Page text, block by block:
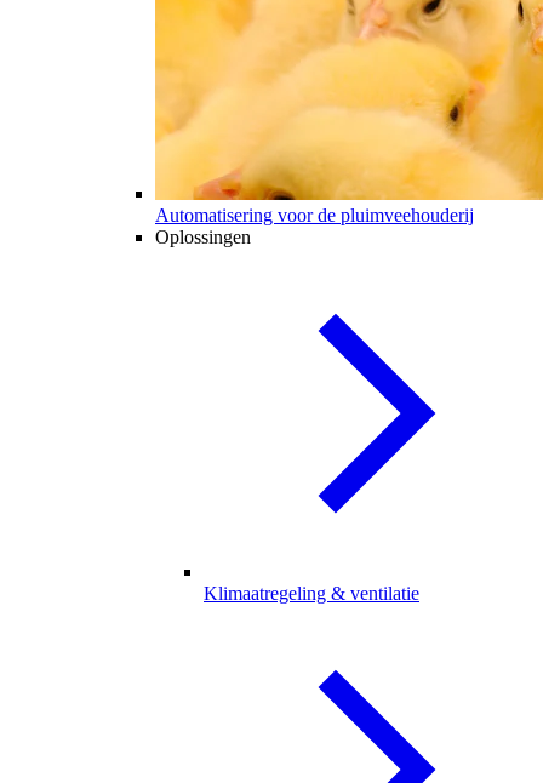
Automatisering voor de pluimveehouderij
Oplossingen
Klimaatregeling & ventilatie